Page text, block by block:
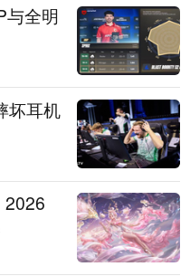
与全明
坏耳机
2026